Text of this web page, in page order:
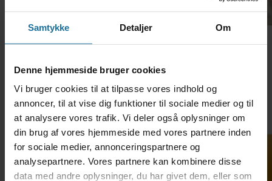
Samtykke Detaljer Om
Denne hjemmeside bruger cookies
Vi bruger cookies til at tilpasse vores indhold og
annoncer, til at vise dig funktioner til sociale medier og til
at analysere vores trafik. Vi deler også oplysninger om
din brug af vores hjemmeside med vores partnere inden
for sociale medier, annonceringspartnere og
analysepartnere. Vores partnere kan kombinere disse
data med andre oplysninger, du har givet dem, eller som
TH. LANGS HF & VUC •
Hostrupsgade 48-56 • 8600
Silkeborg • Tlf. 69 12 79 20 •
adm@thlangshf-vuc.dk • EAN:
5798000558281 • CVR: 29589968